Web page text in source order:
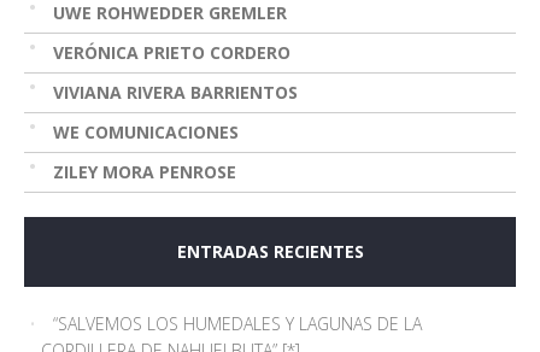
UWE ROHWEDDER GREMLER
VERÓNICA PRIETO CORDERO
VIVIANA RIVERA BARRIENTOS
WE COMUNICACIONES
ZILEY MORA PENROSE
ENTRADAS RECIENTES
“SALVEMOS LOS HUMEDALES Y LAGUNAS DE LA